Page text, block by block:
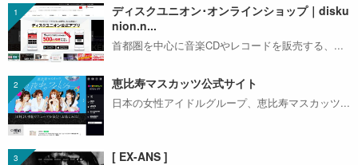
ディスクユニオン･オンラインショップ｜disku
nion.n...
首都圏を中心に音楽CDやレコードを販売する、...
恵比寿マスカッツ公式サイト
日本の女性アイドルグループ、恵比寿マスカッツ...
[ EX-ANS ]